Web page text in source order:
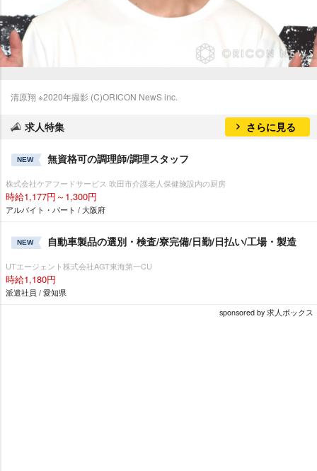
清原翔 ※2020年撮影 (C)ORICON NewS inc.
求人特集 さらに見る
NEW 無資格可の調理師/調理スタッフ
株式会社ケアフードサービス 吹田市介護老人保健施設内の厨房
時給1,177円～1,300円
アルバイト・パート / 大阪府
NEW 自動車製品の選別・検査/寮完備/日勤/日払い/工場・製造
UTエージェント株式会社AGT東海第一CU
時給1,180円
派遣社員 / 愛知県
sponsored by 求人ボックス